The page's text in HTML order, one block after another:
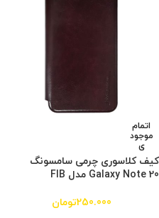
اتمام
موجود
ی
کیف کلاسوری چرمی سامسونگ
Galaxy Note 20 مدل FIB
250.000تومان